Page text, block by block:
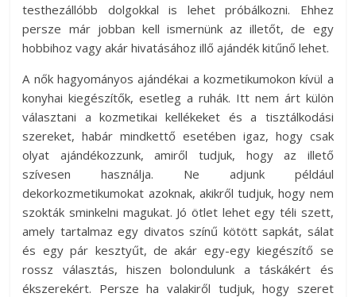
testhezállóbb dolgokkal is lehet próbálkozni. Ehhez
persze már jobban kell ismernünk az illetőt, de egy
hobbihoz vagy akár hivatásához illő ajándék kitűnő lehet.
A nők hagyományos ajándékai a kozmetikumokon kívül a
konyhai kiegészítők, esetleg a ruhák. Itt nem árt külön
választani a kozmetikai kellékeket és a tisztálkodási
szereket, habár mindkettő esetében igaz, hogy csak
olyat ajándékozzunk, amiről tudjuk, hogy az illető
szívesen használja. Ne adjunk például
dekorkozmetikumokat azoknak, akikről tudjuk, hogy nem
szokták sminkelni magukat. Jó ötlet lehet egy téli szett,
amely tartalmaz egy divatos színű kötött sapkát, sálat
és egy pár kesztyűt, de akár egy-egy kiegészítő se
rossz választás, hiszen bolondulunk a táskákért és
ékszerekért. Persze ha valakiről tudjuk, hogy szeret